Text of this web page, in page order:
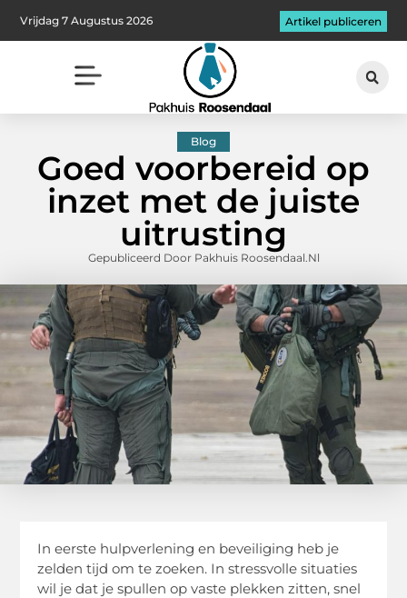
Vrijdag 7 Augustus 2026 Artikel publiceren
Blog
Goed voorbereid op
inzet met de juiste
uitrusting
Gepubliceerd Door Pakhuis Roosendaal.nl
In eerste hulpverlening en beveiliging heb je
zelden tijd om te zoeken. In stressvolle situaties
wil je dat je spullen op vaste plekken zitten, snel